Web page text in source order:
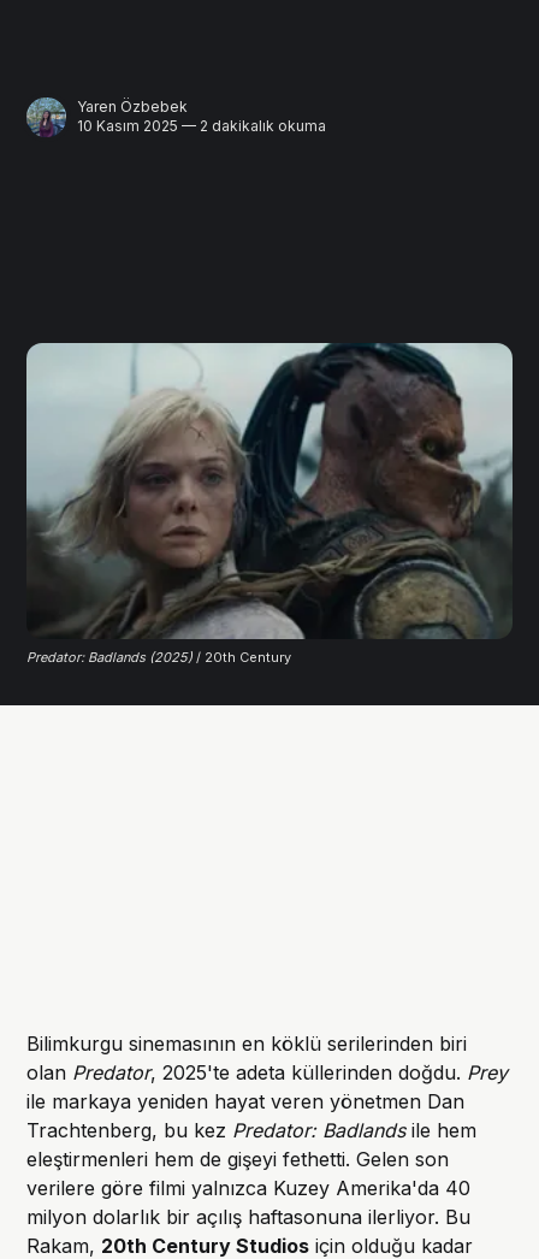
Yaren Özbebek
10 Kasım 2025 — 2 dakikalık okuma
Predator: Badlands (2025) / 20th Century
Bilimkurgu sinemasının en köklü serilerinden biri
olan Predator, 2025'te adeta küllerinden doğdu. Prey
ile markaya yeniden hayat veren yönetmen Dan
Trachtenberg, bu kez Predator: Badlandsile hem
eleştirmenleri hem de gişeyi fethetti. Gelen son
verilere göre filmi yalnızca Kuzey Amerika'da 40
milyon dolarlık bir açılış haftasonuna ilerliyor. Bu
Rakam, 20th Century Studios için olduğu kadar